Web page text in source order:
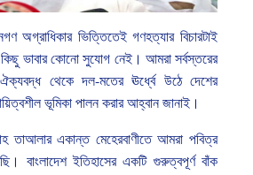
অগ্রাধিকার ভিত্তিতেই গণহত্যার বিচারটাই
কিছু ভাবার কোনো সুযোগ নেই। আমরা সর্বস্তরের
ঐক্যবদ্ধ থেকে দল-মতের ঊর্ধ্বে উঠে দেশের
ভূমিকা পালন করার আহ্বান জানাই।
তাআলার একান্ত মেহেরবাণীতে আমরা পবিত্র
বাংলাদেশ ইতিহাসের একটি গুরুত্বপূর্ণ বাঁক